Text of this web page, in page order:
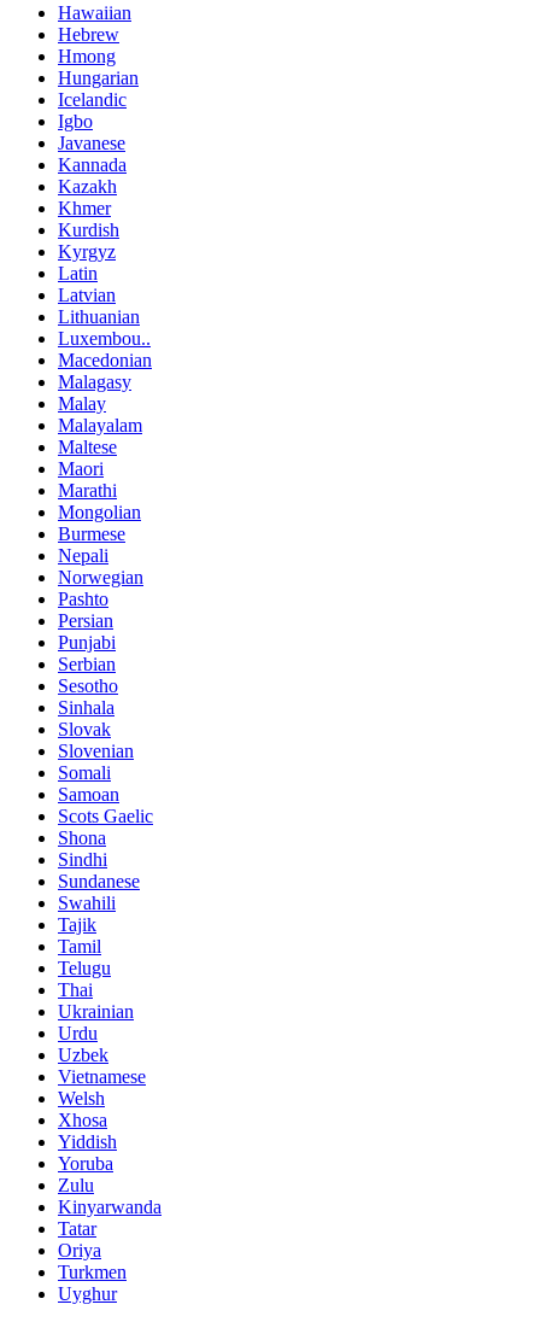
Hawaiian
Hebrew
Hmong
Hungarian
Icelandic
Igbo
Javanese
Kannada
Kazakh
Khmer
Kurdish
Kyrgyz
Latin
Latvian
Lithuanian
Luxembou..
Macedonian
Malagasy
Malay
Malayalam
Maltese
Maori
Marathi
Mongolian
Burmese
Nepali
Norwegian
Pashto
Persian
Punjabi
Serbian
Sesotho
Sinhala
Slovak
Slovenian
Somali
Samoan
Scots Gaelic
Shona
Sindhi
Sundanese
Swahili
Tajik
Tamil
Telugu
Thai
Ukrainian
Urdu
Uzbek
Vietnamese
Welsh
Xhosa
Yiddish
Yoruba
Zulu
Kinyarwanda
Tatar
Oriya
Turkmen
Uyghur